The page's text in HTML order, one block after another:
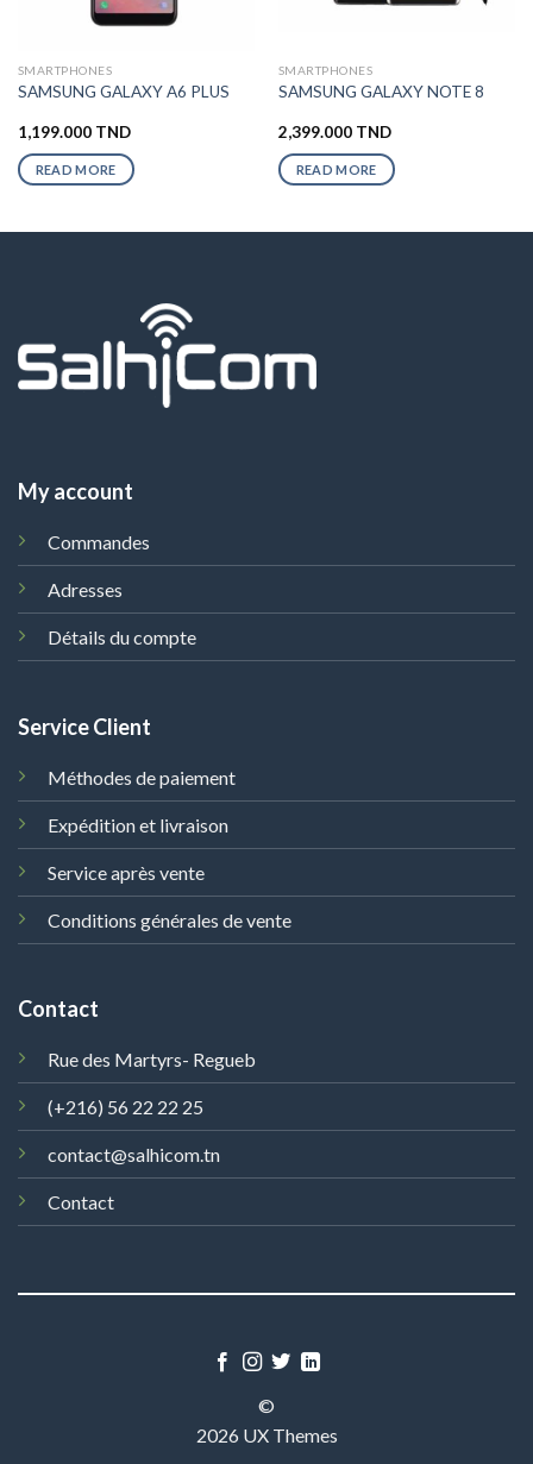
SMARTPHONES
SAMSUNG GALAXY A6 PLUS
1,199.000 TND
READ MORE
SMARTPHONES
SAMSUNG GALAXY NOTE 8
2,399.000 TND
READ MORE
My account
Commandes
Adresses
Détails du compte
Service Client
Méthodes de paiement
Expédition et livraison
Service après vente
Conditions générales de vente
Contact
Rue des Martyrs- Regueb
(+216) 56 22 22 25
contact@salhicom.tn
Contact
©
2026 UX Themes